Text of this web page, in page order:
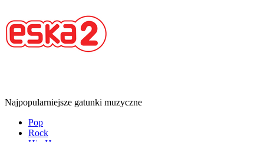
Najpopularniejsze gatunki muzyczne
Pop
Rock